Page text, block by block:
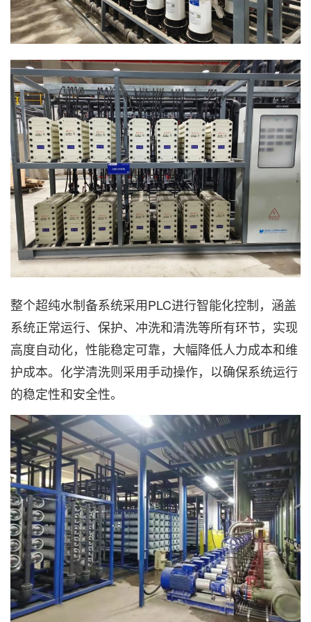
整个超纯水制备系统采用PLC进行智能化控制，涵盖
系统正常运行、保护、冲洗和清洗等所有环节，实现
高度自动化，性能稳定可靠，大幅降低人力成本和维
护成本。化学清洗则采用手动操作，以确保系统运行
的稳定性和安全性。